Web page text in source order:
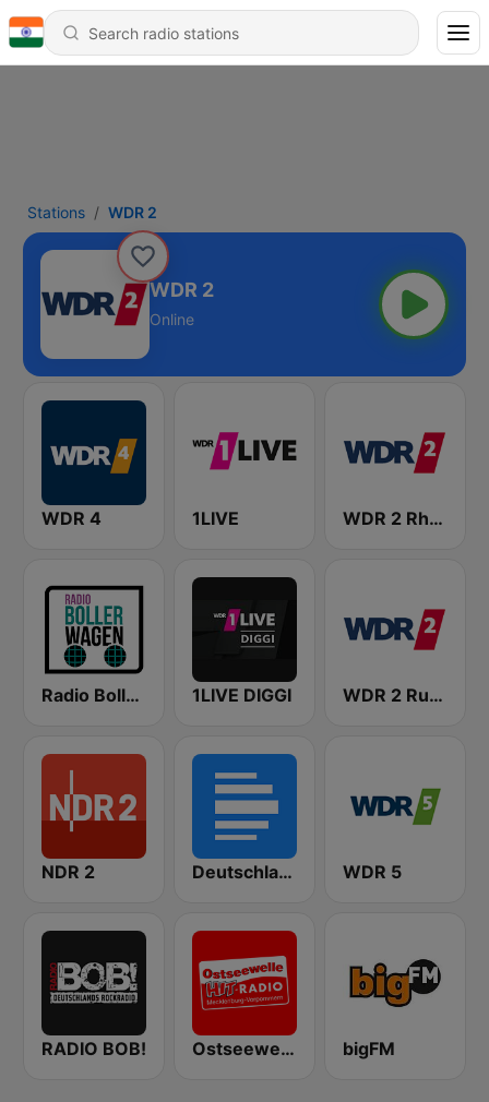
Stations WDR 2
WDR 2
Online
WDR 4 1LIVE WDR 2 Rhein und Ruhr
Radio Bollerwagen 1LIVE DIGGI WDR 2 Ruhrgebiet
NDR 2 Deutschlandfunk WDR 5
RADIO BOB! Ostseewelle Hit-Radio 105.6 bigFM